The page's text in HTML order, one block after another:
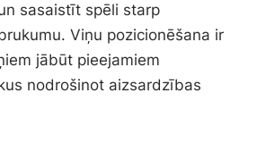
sasaistīt spēli starp
Viņu pozicionēšana ir
jābūt pieejamiem
nodrošinot aizsardzības